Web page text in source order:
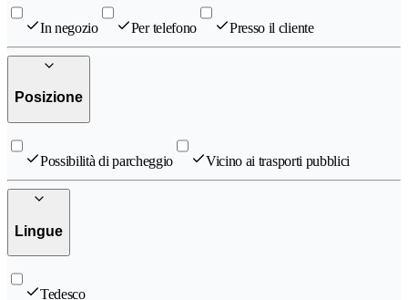
In negozio Per telefono Presso il cliente
Posizione
Possibilità di parcheggio Vicino ai trasporti pubblici
Lingue
Tedesco